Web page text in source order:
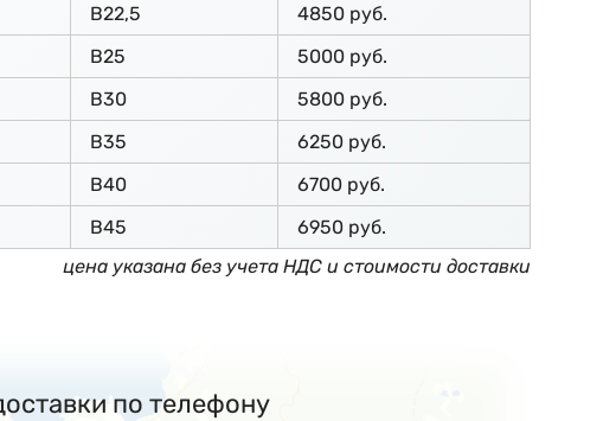
В22,5
4850 руб.
В25
5000 руб.
В30
5800 руб.
В35
6250 руб.
В40
6700 руб.
В45
6950 руб.
цена указана без учета НДС и стоимости доставки
по телефону